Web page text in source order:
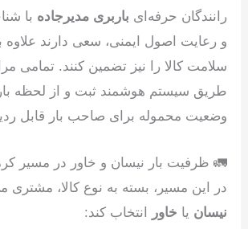
رانندگان حرفه‌ای باربری مدیرجاده با
و رعایت اصول ایمنی، سعی دارند
سلامت کالا را نیز تضمین کنند. تمامی
طریق سیستم هوشمند ثبت و از لحظه
وضعیت محموله برای صاحب بار قابل
🚛 ظرفیت بار نیسان و خاور در مسیر
در این مسیر، بسته به نوع کالا، مشتری
نیسان یا خاور انتخاب کند: